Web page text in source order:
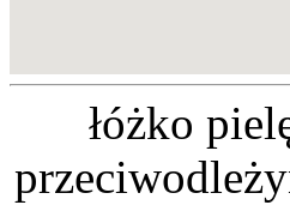
łóżko